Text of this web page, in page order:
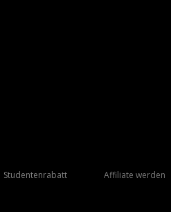
Studentenrabatt Affiliate werden